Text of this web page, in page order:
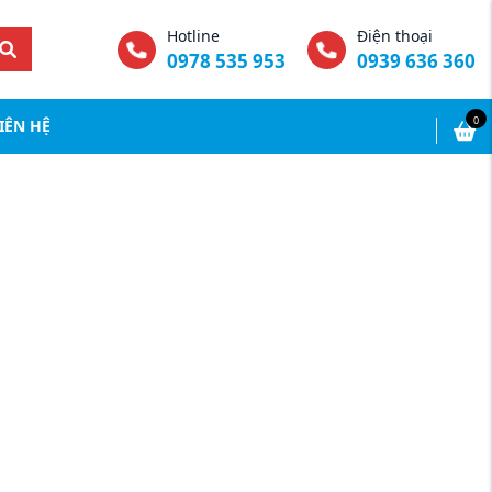
Hotline
0978 535 953
Điện thoại
0939 636 360
HỆ 0